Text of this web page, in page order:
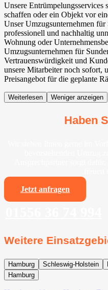
Unsere Entrümpelungsservices
schaffen oder ein Objekt vor
Unser Umzugsunternehmen
professionell und nachhaltig
Wohnung oder
Umzugsunternehmen für
Vertrauenswürdigkeit und
unsere Mitarbeiter noch sofort,
Preisangebot für die geplante
Weiterlesen Weniger anzeigen
Haben
Jetzt anfragen
Weitere
Hamburg Schleswig-Holstein
Hamburg